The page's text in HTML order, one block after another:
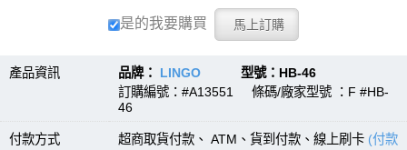
是的我要購買
產品資訊 品牌： LINGO 型號：HB-46
訂購編號：#A13551 條碼/廠家型號 ：F #HB-
46
付款方式 超商取貨付款、 ATM、貨到付款、線上刷卡 (付款